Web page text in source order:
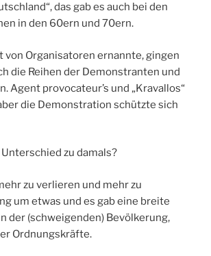
das gab es auch bei den
in den 60ern und 70ern.
von Organisatoren ernannte, gingen
die Reihen der Demonstranten und
Agent provocateur’s und „Kravallos“
die Demonstration schützte sich
zu damals?
zu verlieren und mehr zu
um etwas und es gab eine breite
der (schweigenden) Bevölkerung,
Ordnungskräfte.